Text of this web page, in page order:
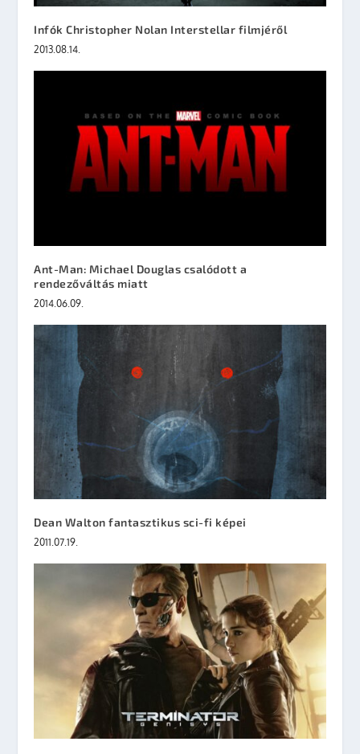
Infók Christopher Nolan Interstellar filmjéről
2013.08.14.
Ant-Man: Michael Douglas csalódott a
rendezőváltás miatt
2014.06.09.
Dean Walton fantasztikus sci-fi képei
2011.07.19.